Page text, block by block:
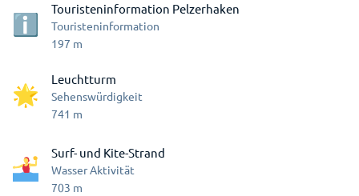
Touristeninformation Pelzerhaken
Touristeninformation
197 m
Leuchtturm
Sehenswürdigkeit
741 m
Surf- und Kite-Strand
Wasser Aktivität
703 m